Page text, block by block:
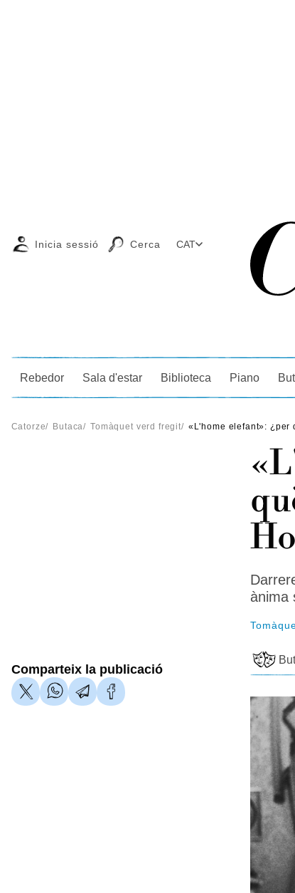
Inicia sessió Cerca CAT
Rebedor Sala d'estar Biblioteca Piano
Catorze/ Butaca/ Tomàquet verd fregit/ «L'home elefant»: ¿per
ànima
Comparteix la publicació